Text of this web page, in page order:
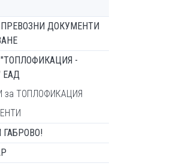
ДОКУМЕНТИ
-
ЕАД
за ТОПЛОФИКАЦИЯ